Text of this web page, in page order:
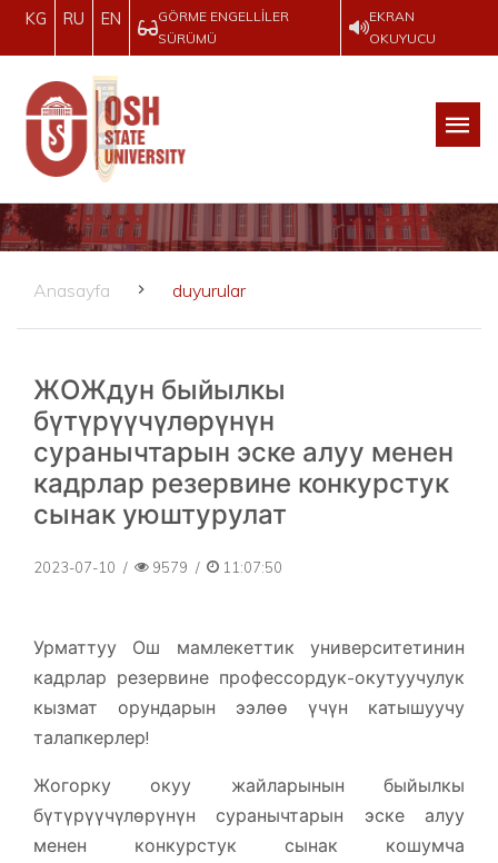
KG RU EN
GÖRME ENGELLILER
SÜRÜMÜ
EKRAN
OKUYUCU
Anasayfa duyurular
ЖОЖдун быйылкы
бүтүрүүчүлөрүнүн
суранычтарын эске алуу менен
кадрлар резервине конкурстук
сынак уюштурулат
2023-07-10 / 9579 / 11:07:50
Урматтуу Ош мамлекеттик университетинин
кадрлар резервине профессордук-окутуучулук
кызмат орундарын ээлөө үчүн катышуучу
талапкерлер!
Жогорку окуу жайларынын быйылкы
бүтүрүүчүлөрүнүн суранычтарын эске алуу
менен конкурстук сынак кошумча